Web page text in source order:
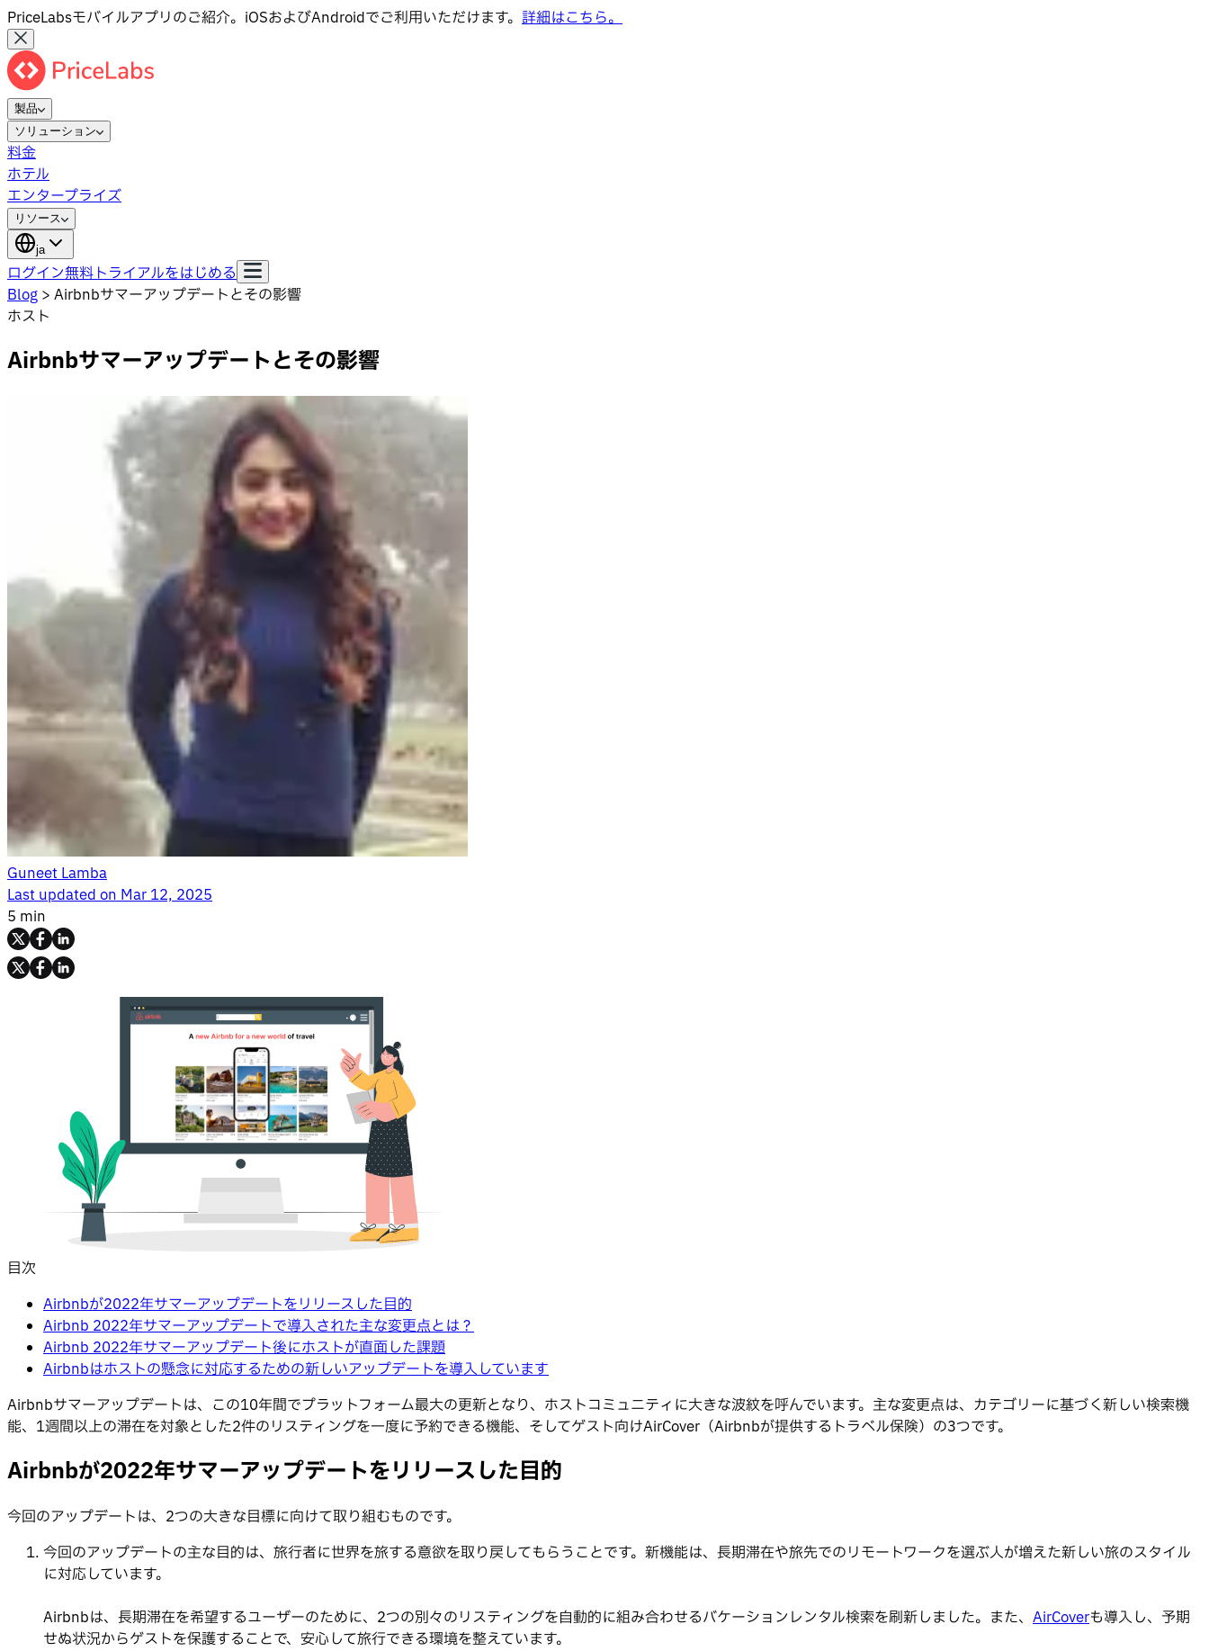
PriceLabsモバイルアプリのご紹介。iOSおよびAndroidでご利用いただけます。 詳細はこちら。
製品
ソリューション
料金
ホテル
エンタープライズ
リソース
ja
ログイン無料トライアルをはじめる
Blog > Airbnbサマーアップデートとその影響
ホスト
Airbnbサマーアップデートとその影響
Guneet Lamba
Last updated onMar 12, 2025
5 min
目次
Airbnbが2022年サマーアップデートをリリースした目的
Airbnb 2022年サマーアップデートで導入された主な変更点とは？
Airbnb 2022年サマーアップデート後にホストが直面した課題
Airbnbはホストの懸念に対応するための新しいアップデートを導入しています
Airbnbサマーアップデートは、この10年間でプラットフォーム最大の更新となり、ホストコミュニティに大きな波紋を呼んでいます。主な変更点は、カテゴリーに基づく新しい検索機
能、1週間以上の滞在を対象とした2件のリスティングを一度に予約できる機能、そしてゲスト向けAirCover（Airbnbが提供するトラベル保険）の3つです。
Airbnbが2022年サマーアップデートをリリースした目的
今回のアップデートは、2つの大きな目標に向けて取り組むものです。
今回のアップデートの主な目的は、旅行者に世界を旅する意欲を取り戻してもらうことです。新機能は、長期滞在や旅先でのリモートワークを選ぶ人が増えた新しい旅のスタイル
に対応しています。
Airbnbは、長期滞在を希望するユーザーのために、2つの別々のリスティングを自動的に組み合わせるバケーションレンタル検索を刷新しました。また、 AirCoverも導入し、予期
せぬ状況からゲストを保護することで、安心して旅行できる環境を整えています。